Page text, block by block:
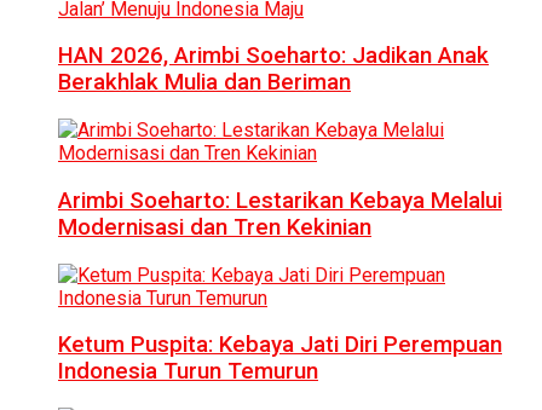
HAN 2026, Arimbi Soeharto: Jadikan Anak
Berakhlak Mulia dan Beriman
Arimbi Soeharto: Lestarikan Kebaya Melalui
Modernisasi dan Tren Kekinian
Ketum Puspita: Kebaya Jati Diri Perempuan
Indonesia Turun Temurun